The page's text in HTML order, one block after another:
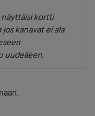
näyttäisi kortti
kanavat ei ala
uudelleen.